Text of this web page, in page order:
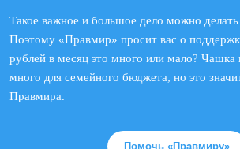
Такое важное и большое дело можно делать
Поэтому «Правмир» просит вас о
рублей в месяц это много или мало? Чашка
много для семейного бюджета, но это
Правмира.
Помочь «Правмиру»